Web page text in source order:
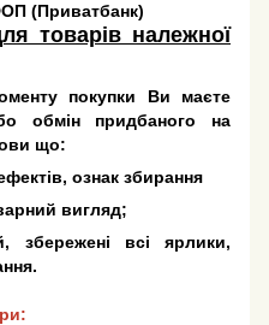
(Приватбанк)
товарів належної
покупки Ви маєте
обмін придбаного на
що:
ознак збирання
вигляд;
збережені всі ярлики,